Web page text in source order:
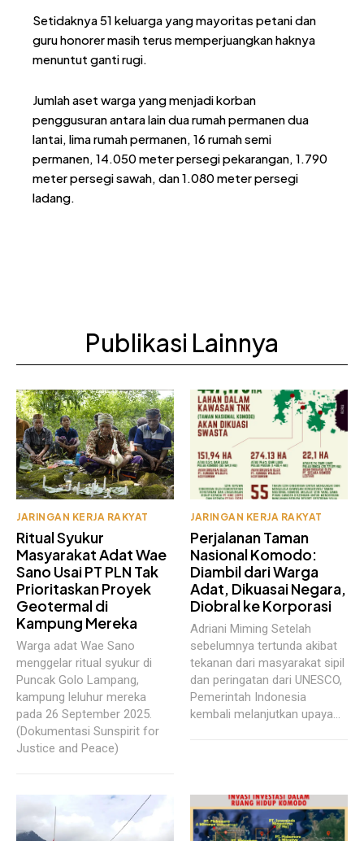
Setidaknya 51 keluarga yang mayoritas petani dan
guru honorer masih terus memperjuangkan haknya
menuntut ganti rugi.
Jumlah aset warga yang menjadi korban
penggusuran antara lain dua rumah permanen dua
lantai, lima rumah permanen, 16 rumah semi
permanen, 14.050 meter persegi pekarangan, 1.790
meter persegi sawah, dan 1.080 meter persegi
ladang.
Publikasi Lainnya
JARINGAN KERJA RAKYAT
Ritual Syukur
Masyarakat Adat Wae
Sano Usai PT PLN Tak
Prioritaskan Proyek
Geotermal di
Kampung Mereka
Warga adat Wae Sano
menggelar ritual syukur di
Puncak Golo Lampang,
kampung leluhur mereka
pada 26 September 2025.
(Dokumentasi Sunspirit for
Justice and Peace)
JARINGAN KERJA RAKYAT
Perjalanan Taman
Nasional Komodo:
Diambil dari Warga
Adat, Dikuasai Negara,
Diobral ke Korporasi
Adriani Miming Setelah
sebelumnya tertunda akibat
tekanan dari masyarakat sipil
dan peringatan dari UNESCO,
Pemerintah Indonesia
kembali melanjutkan upaya...